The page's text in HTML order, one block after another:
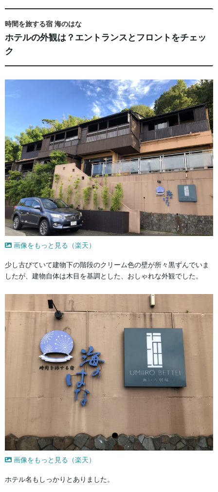
時間を旅する宿 海のはな
ホテルの外観は？エントランスとフロントをチェッ
ク
画像をもっと見る（楽天）
少し古びていて建物下の階段のクリーム色の壁が所々黒ずんでいま
したが、建物自体は木目を基調とした、おしゃれな外観でした。
画像をもっと見る（楽天）
ホテル名もしっかりとありました。